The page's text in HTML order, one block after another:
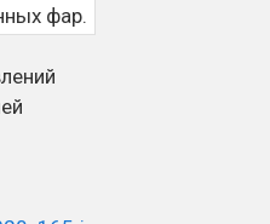
фар.